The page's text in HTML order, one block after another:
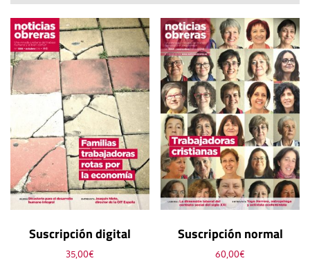
Suscripción digital
35,00€
Suscripción normal
60,00€